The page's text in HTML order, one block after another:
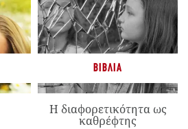
ΒΙΒΛΊΑ
Η διαφορετικότητα ως
καθρέφτης